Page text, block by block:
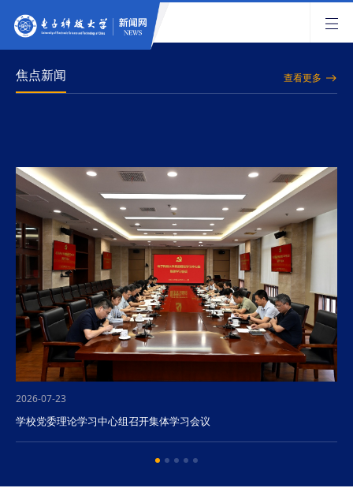
焦点新闻 查看更多
2026-07-23
学校党委理论学习中心组召开集体学习会议